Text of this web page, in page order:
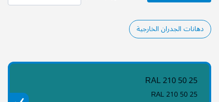
دهانات الجدران الخارجية
RAL 210 50 25
RAL 210 50 25